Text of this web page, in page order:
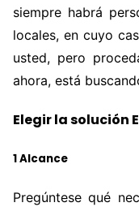
siempre habrá
locales, en cuyo
usted, pero
ahora, está
Elegir la solución
1 Alcance
Pregúntese qué